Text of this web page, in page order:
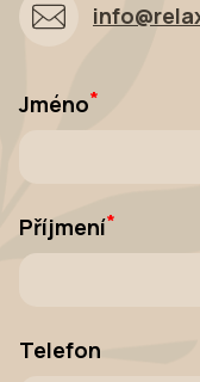
Jméno*
Příjmení*
Telefon